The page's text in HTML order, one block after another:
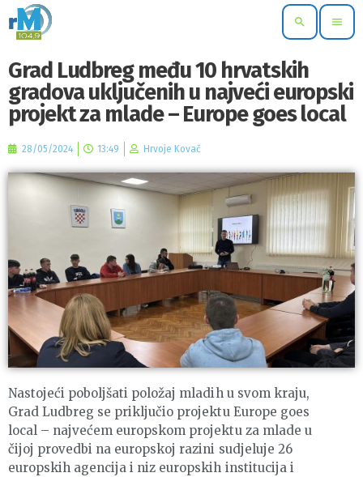
search menu
Grad Ludbreg među 10 hrvatskih
gradova uključenih u najveći europski
projekt za mlade – Europe goes local
28/05/2024 13:49 Hrvoje Kovač
Nastojeći poboljšati položaj mladih u svom kraju,
Grad Ludbreg se priključio projektu Europe goes
local – najvećem europskom projektu za mlade u
čijoj provedbi na europskoj razini sudjeluje 26
europskih agencija i niz europskih institucija i